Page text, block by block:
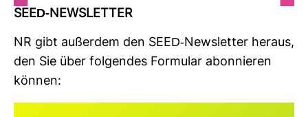
SEED-​NEWS­LETTER
NR gibt außerdem den SEED-​News­letter heraus,
den Sie über fol­gendes For­mular abon­nieren
können: